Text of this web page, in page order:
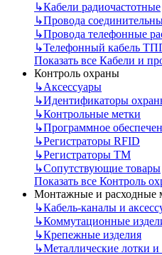
↳Кабели радиочастотные
↳Провода
↳Провода телефонные
↳Телефонный кабель
Показать все Кабели и
Контроль охраны
↳Аксессуары
↳Идентификаторы
↳Контрольные метки
↳Программное
↳Регистраторы RFID
↳Регистраторы ТМ
↳Сопутствующие товары
Показать все Контроль
Монтажные и расходные
↳Кабель-каналы и
↳Коммутационные
↳Крепежные изделия
↳Металлические лотки